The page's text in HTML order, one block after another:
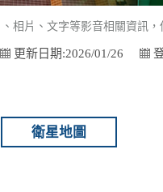
相片、文字等影音相關資訊
更新日期:2026/01/26
衛星地圖